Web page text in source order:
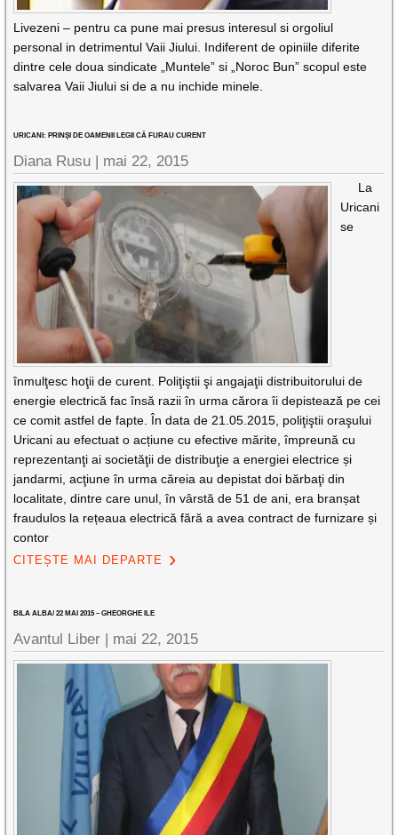
Livezeni – pentru ca pune mai presus interesul si orgoliul
personal in detrimentul Vaii Jiului. Indiferent de opiniile diferite
dintre cele doua sindicate „Muntele” si „Noroc Bun” scopul este
salvarea Vaii Jiului si de a nu inchide minele.
URICANI: PRINŞI DE OAMENII LEGII CĂ FURAU CURENT
Diana Rusu | mai 22, 2015
La
Uricani
se
înmulţesc hoţii de curent. Poliţiştii şi angajaţii distribuitorului de
energie electrică fac însă razii în urma cărora îi depistează pe cei
ce comit astfel de fapte. În data de 21.05.2015, poliţiştii oraşului
Uricani au efectuat o acțiune cu efective mărite, împreună cu
reprezentanţi ai societăţii de distribuţie a energiei electrice și
jandarmi, acţiune în urma căreia au depistat doi bărbaţi din
localitate, dintre care unul, în vârstă de 51 de ani, era branșat
fraudulos la rețeaua electrică fără a avea contract de furnizare și
contor
CITEȘTE MAI DEPARTE
BILA ALBA/ 22 MAI 2015 – GHEORGHE ILE
Avantul Liber | mai 22, 2015